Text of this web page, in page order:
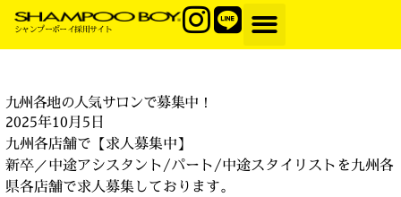
シャンプーボーイ採用サイト
九州各地の人気サロンで募集中！
2025年10月5日
九州各店舗で【求人募集中】
新卒／中途アシスタント/パート/中途スタイリストを九州各
県各店舗で求人募集しております。